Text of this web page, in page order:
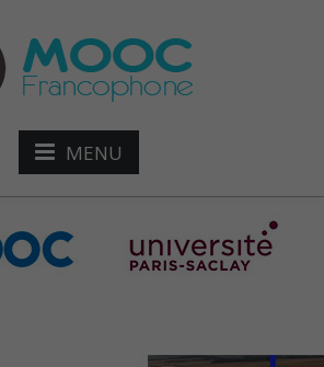
MENU
dans-notre-